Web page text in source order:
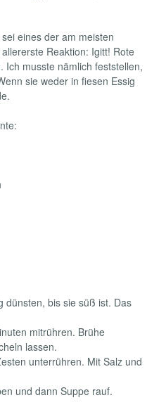
eines der am meisten
Reaktion: Igitt! Rote
Ich musste nämlich feststellen,
sie weder in fiesen Essig
dünsten, bis sie süß ist. Das
mitrühren. Brühe
lassen.
unterrühren. Mit Salz und
und dann Suppe rauf.